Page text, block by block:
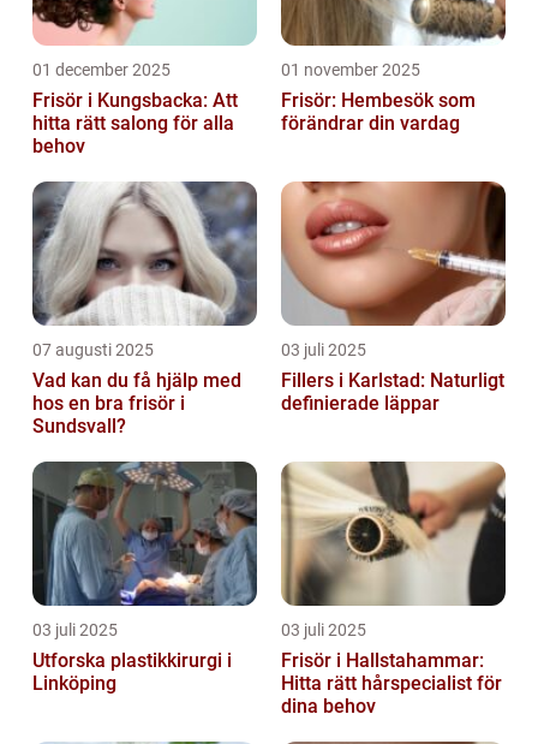
01 december 2025
Frisör i Kungsbacka: Att
hitta rätt salong för alla
behov
01 november 2025
Frisör: Hembesök som
förändrar din vardag
07 augusti 2025
Vad kan du få hjälp med
hos en bra frisör i
Sundsvall?
03 juli 2025
Fillers i Karlstad: Naturligt
definierade läppar
03 juli 2025
Utforska plastikkirurgi i
Linköping
03 juli 2025
Frisör i Hallstahammar:
Hitta rätt hårspecialist för
dina behov